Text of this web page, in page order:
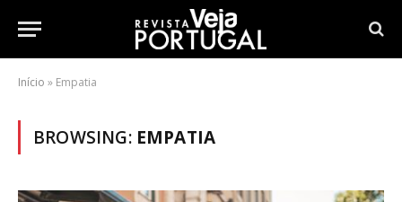
Início » Empatia
BROWSING: EMPATIA